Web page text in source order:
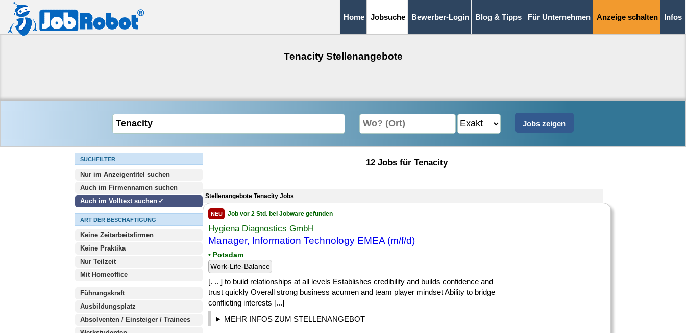
Home Jobsuche Bewerber-Login Blog & Tipps Für Unternehmen Anzeige schalten Infos
Tenacity Stellenangebote
SUCHFILTER
Nur im Anzeigentitel suchen
Auch im Firmennamen suchen
Auch im Volltext suchen
ART DER BESCHÄFTIGUNG
Keine Zeitarbeitsfirmen
Keine Praktika
Nur Teilzeit
Mit Homeoffice
Führungskraft
Ausbildungsplatz
Absolventen / Einsteiger / Trainees
12 Jobs für Tenacity
Stellenangebote Tenacity Jobs
NEU Job vor 2 Std. bei Jobware gefunden
Hygiena Diagnostics GmbH
Manager, Information Technology EMEA (m/f/d)
• Potsdam
Work-Life-Balance
[. .. ] to build relationships at all levels Establishes credibility and builds confidence and
trust quickly Overall strong business acumen and team player mindset Ability to bridge
conflicting interests [...]
MEHR INFOS ZUM STELLENANGEBOT